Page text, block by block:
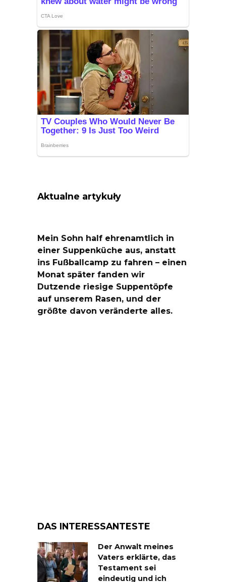
Aktualne artykuły
Mein Sohn half ehrenamtlich in
einer Suppenküche aus, anstatt
ins Fußballcamp zu fahren – einen
Monat später fanden wir
Dutzende riesige Suppentöpfe
auf unserem Rasen, und der
größte davon veränderte alles.
DAS INTERESSANTESTE
Der Anwalt meines
Vaters erklärte, das
Testament sei
eindeutig und ich